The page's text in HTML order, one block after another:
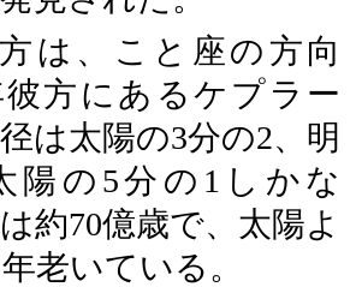
は、こと座の方向
彼方にあるケプラー
は太陽の3分の2、明
陽の5分の1しかな
約70億歳で、太陽よ
老いている。